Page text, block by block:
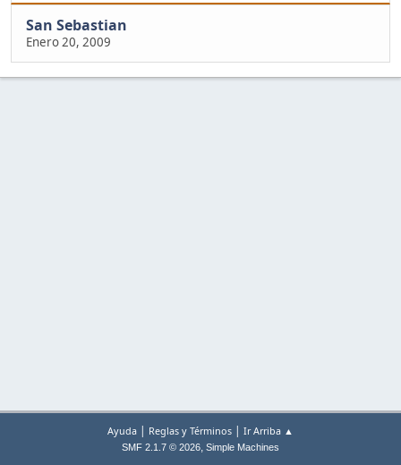
San Sebastian
Enero 20, 2009
Ayuda | Reglas y Términos | Ir Arriba ▲
SMF 2.1.7 © 2026, Simple Machines